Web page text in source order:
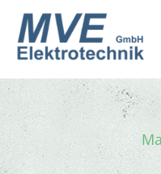
Skip
content
Home
Leistungen